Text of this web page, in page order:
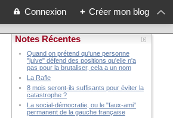
Connexion + Créer mon blog
Notes Récentes
Quand on prétend qu'une personne
"juive" défend des positions qu'elle n'a
pas pour la brutaliser, cela a un nom
La Rafle
8 mois seront-ils suffisants pour éviter la
catastrophe ?
La social-démocratie, ou le "faux-ami"
permanent de la gauche française